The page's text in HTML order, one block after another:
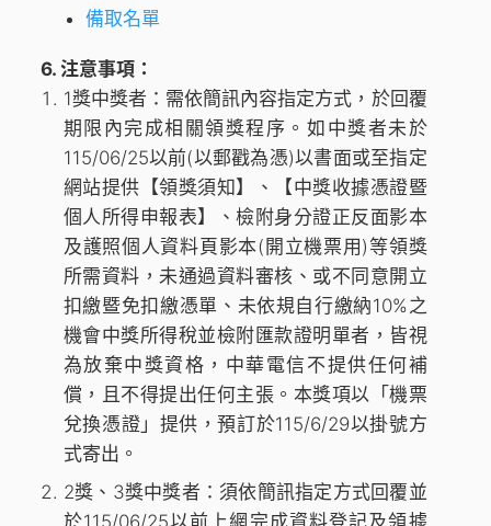
備取名單
6. 注意事項：
1獎中獎者：需依簡訊內容指定方式，於回覆
期限內完成相關領獎程序。如中獎者未於
115/06/25以前(以郵戳為憑)以書面或至指定
網站提供【領獎須知】、【中獎收據憑證暨
個人所得申報表】、檢附身分證正反面影本
及護照個人資料頁影本(開立機票用)等領獎
所需資料，未通過資料審核、或不同意開立
扣繳暨免扣繳憑單、未依規自行繳納10%之
機會中獎所得稅並檢附匯款證明單者，皆視
為放棄中獎資格，中華電信不提供任何補
償，且不得提出任何主張。本獎項以「機票
兌換憑證」提供，預訂於115/6/29以掛號方
式寄出。
2獎、3獎中獎者：須依簡訊指定方式回覆並